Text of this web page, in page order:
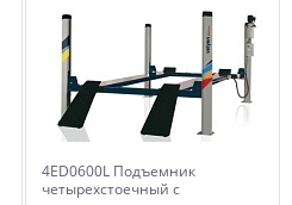
4ED0600L Подъемник
четырехстоечный c